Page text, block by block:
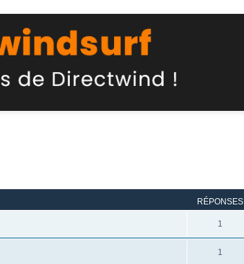
RÉPONSES
1
1